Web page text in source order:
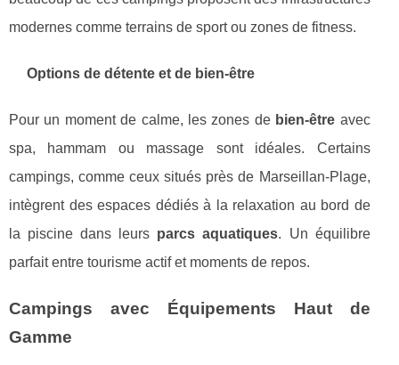
modernes comme terrains de sport ou zones de fitness.
Options de détente et de bien-être
Pour un moment de calme, les zones de bien-être avec
spa, hammam ou massage sont idéales. Certains
campings, comme ceux situés près de Marseillan-Plage,
intègrent des espaces dédiés à la relaxation au bord de
la piscine dans leurs parcs aquatiques. Un équilibre
parfait entre tourisme actif et moments de repos.
Campings avec Équipements Haut de
Gamme